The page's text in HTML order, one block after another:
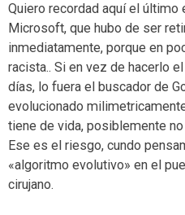
Quiero recordad aquí el último
Microsoft, que hubo de ser
inmediatamente, porque en
racista.. Si en vez de hacerlo
días, lo fuera el buscador de
evolucionado
tiene de vida, posiblemente
Ese es el riesgo, cundo
«algoritmo evolutivo» en el
cirujano.